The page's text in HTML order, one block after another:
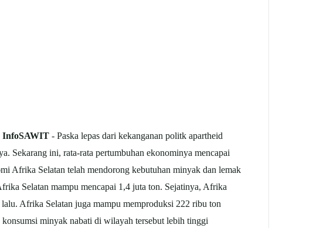
InfoSAWIT - Paska lepas dari kekanganan politk apartheid
Sekarang ini, rata-rata pertumbuhan ekonominya mencapai
Afrika Selatan telah mendorong kebutuhan minyak dan lemak
Selatan mampu mencapai 1,4 juta ton. Sejatinya, Afrika
Afrika Selatan juga mampu memproduksi 222 ribu ton
minyak nabati di wilayah tersebut lebih tinggi